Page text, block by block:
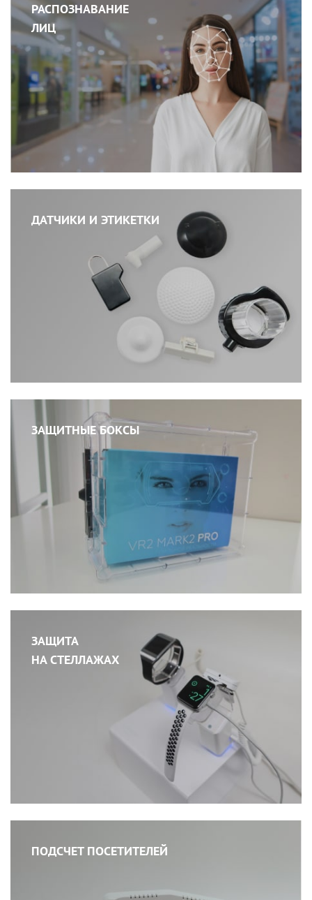
РАСПОЗНАВАНИЕ
ЛИЦ
ДАТЧИКИ И ЭТИКЕТКИ
ЗАЩИТНЫЕ БОКСЫ
ЗАЩИТА
НА СТЕЛЛАЖАХ
ПОДСЧЕТ ПОСЕТИТЕЛЕЙ